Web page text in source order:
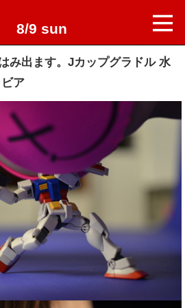
8/9 sun
み出ます。Jカップグラドル 水
ア